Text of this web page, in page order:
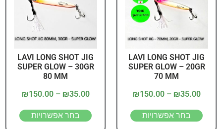
LAVI LONG SHOT JIG
SUPER GLOW – 20GR
70 MM
₪35.00
–
₪150.00
בחר אפשרויות
LAVI LONG SHOT JIG
SUPER GLOW – 30GR
80 MM
₪35.00
–
₪150.00
בחר אפשרויות